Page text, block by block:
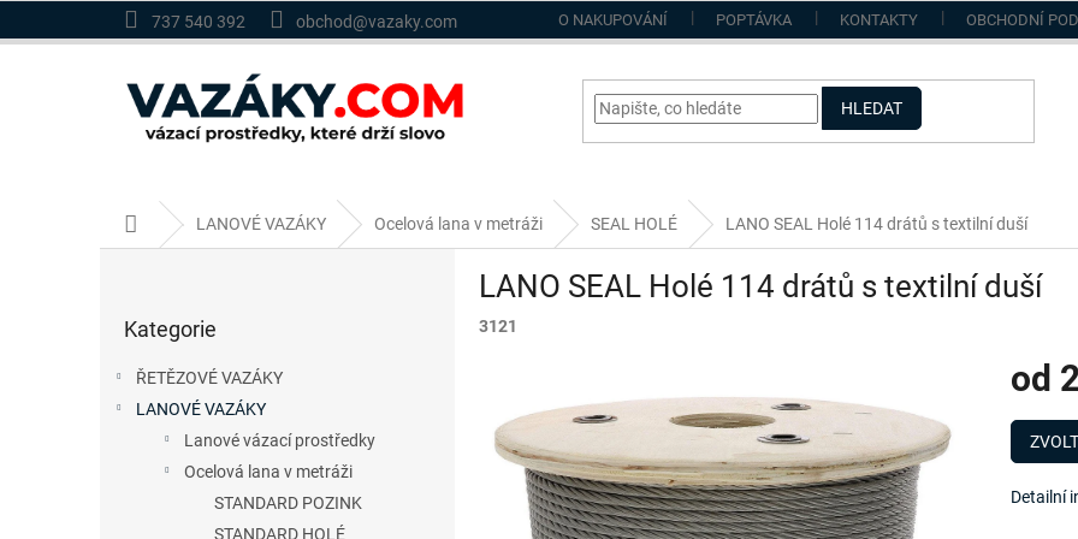
737 540 392 obchod@vazaky.com O NAKUPOVÁNÍ POPTÁVKA KONTAKTY OBCHODNÍ
HLEDAT
Domů LANOVÉ VAZÁKY Ocelová lana v metráži SEAL HOLÉ LANO SEAL Holé 114 drátů s textilní duší
kategorie
Kategorie
ŘETĚZOVÉ VAZÁKY
LANOVÉ VAZÁKY
Lanové vázací prostředky
Ocelová lana v metráži
STANDARD POZINK
STANDARD HOLÉ
LANO SEAL Holé 114 drátů s textilní duší
3121
od
Měrná
cena:
Detailní